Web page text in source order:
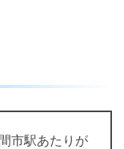
市駅あたりが